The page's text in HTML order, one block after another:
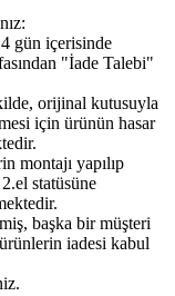
gün içerisinde
"İade Talebi"
orijinal kutusuyla
için ürünün hasar
montajı yapılıp
statüsüne
başka bir müşteri
iadesi kabul